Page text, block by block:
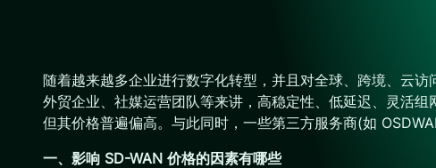
随着越来越多企业进行数字化转型，并且对全球、跨境、云
外贸企业、社媒运营团队等来讲，高稳定性、低延迟、灵活
但其价格普遍偏高。与此同时，一些第三方服务商(如
一、影响 SD-WAN 价格的因素有哪些